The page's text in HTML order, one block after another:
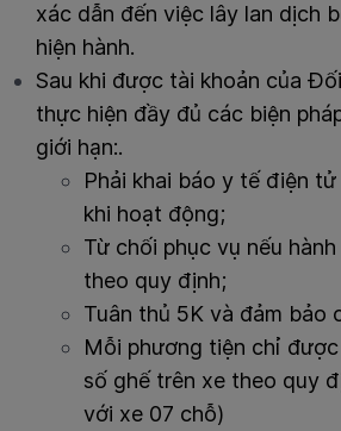
xác dẫn đến việc lây lan dịch
hiện hành.
Sau khi được tài khoản của
thực hiện đầy đủ các biện
giới hạn:.
Phải khai báo y tế điện
khi hoạt động;
Từ chối phục vụ nếu
theo quy định;
Tuân thủ 5K và đảm bảo
Mỗi phương tiện chỉ
số ghế trên xe theo quy
với xe 07 chỗ)